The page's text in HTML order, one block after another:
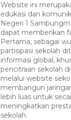
Website ini
edukasi dan
Negeri 1
dapat memberikan
Pertama, sebagai
partisipasi sekolah
informasi global,
pencitraan sekolah
melalui website
membangun
lebih luas untuk
meningkatkan
sekolah.